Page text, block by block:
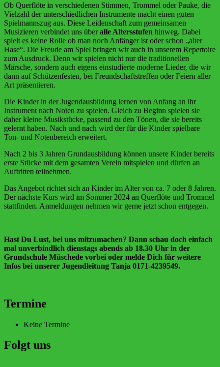
Ob Querflöte in verschiedenen Stimmen, Trommel oder Pauke, die
Vielzahl der unterschiedlichen Instrumente macht einen guten
Spielmannszug aus. Diese Leidenschaft zum gemeinsamen
Musizieren verbindet uns überalle Altersstufen hinweg. Dabei
spielt es keine Rolle ob man noch Anfänger ist oder schon „alter
Hase“. Die Freude am Spiel bringen wir auch in unserem Repertoire
zum Ausdruck. Denn wir spielen nicht nur die traditionellen
Märsche, sondern auch eigens einstudierte moderne Lieder, die wir
dann auf Schützenfesten, bei Freundschaftstreffen oder Feiern aller
Art präsentieren.
Die Kinder in der Jugendausbildung lernen von Anfang an ihr
Instrument nach Noten zu spielen. Gleich zu Beginn spielen sie
daher kleine Musikstücke, passend zu den Tönen, die sie bereits
gelernt haben. Nach und nach wird der für die Kinder spielbare
Ton- und Notenbereich erweitert.
Nach 2 bis 3 Jahren Grundausbildung können unsere Kinder bereits
erste Stücke mit dem gesamten Verein mitspielen und dürfen an
Auftritten teilnehmen.
Das Angebot richtet sich an Kinder im Alter von ca. 7 oder 8 Jahren.
Der nächste Kurs wird im Sommer 2024 an Querflöte und Trommel
stattfinden. Anmeldungen nehmen wir gerne jetzt schon entgegen.
Hast Du Lust, bei uns mitzumachen? Dann schau doch einfach
mal unverbindlich dienstags abends ab 18.30 Uhr in der
Grundschule Müschede vorbei oder melde Dich für weitere
Infos bei unserer Jugendleitung Tanja 0171-4239549.
Termine
Keine Termine
Folgt uns